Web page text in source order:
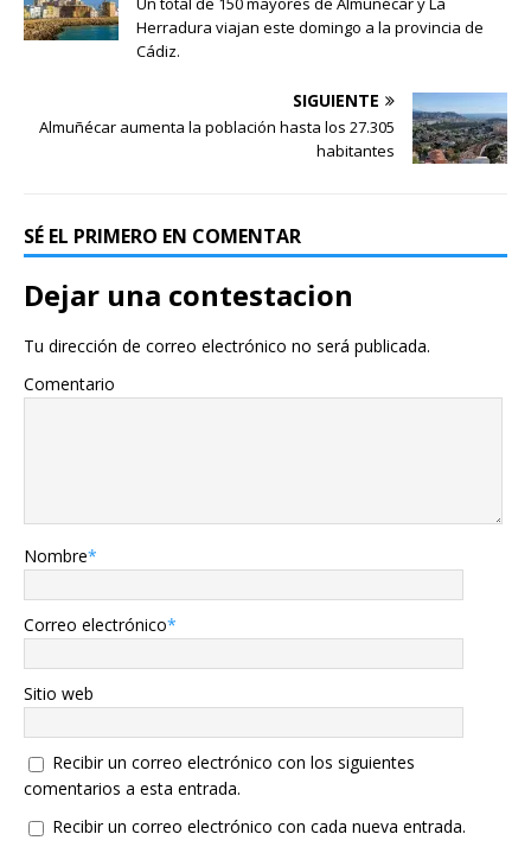
Herradura viajan este domingo a la provincia de
Cádiz.
SIGUIENTE
Almuñécar aumenta la población hasta los 27.305
habitantes
SÉ EL PRIMERO EN COMENTAR
Dejar una contestacion
Tu dirección de correo electrónico no será publicada.
Comentario
Nombre*
Correo electrónico*
Sitio web
Recibir un correo electrónico con los siguientes
comentarios a esta entrada.
Recibir un correo electrónico con cada nueva entrada.